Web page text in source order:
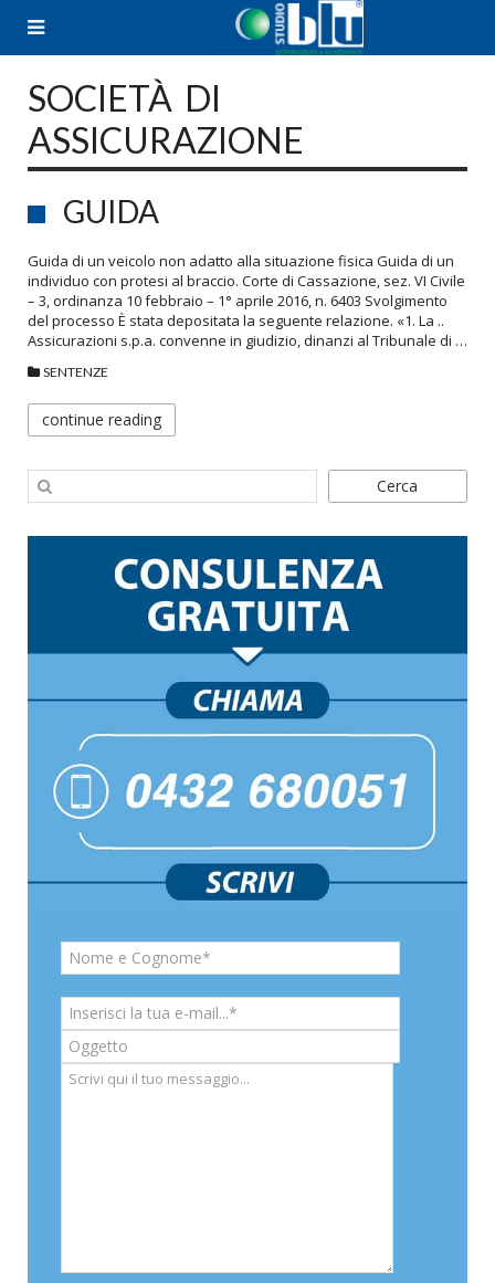
SOCIETÀ DI
ASSICURAZIONE
GUIDA
Guida di un veicolo non adatto alla situazione fisica Guida di un
individuo con protesi al braccio. Corte di Cassazione, sez. VI Civile
– 3, ordinanza 10 febbraio – 1° aprile 2016, n. 6403 Svolgimento
del processo È stata depositata la seguente relazione. «1. La ..
Assicurazioni s.p.a. convenne in giudizio, dinanzi al Tribunale di …
SENTENZE
continue reading
Cerca